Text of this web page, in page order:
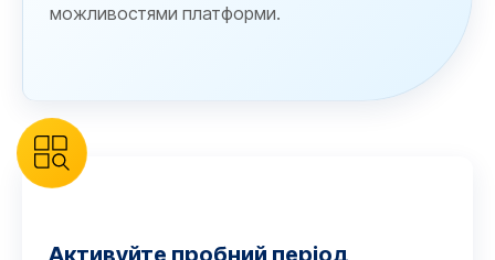
можливостями платформи.
Активуйте пробний період